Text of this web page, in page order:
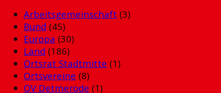
Arbeitsgemeinschaft (3)
Bund (45)
Europa (30)
Land (186)
Ortsrat Stadtmitte (1)
Ortsvereine (8)
OV Detmerode (1)